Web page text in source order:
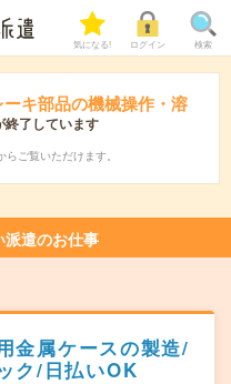
気になる! ログイン 検索
キ部品の機械操作・溶
終了しています
らご覧いただけます。
派遣のお仕事
金属ケースの製造/
ク/日払いOK